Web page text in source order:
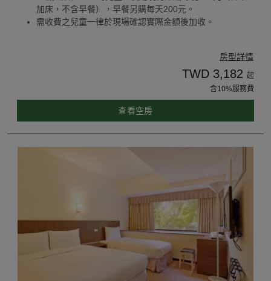
加床，不含早餐），早餐另購每天200元。
需收費之兒童一律於現場確認實際金額後加收。
房型詳情
TWD 3,182 起
含10%服務費
查看空房